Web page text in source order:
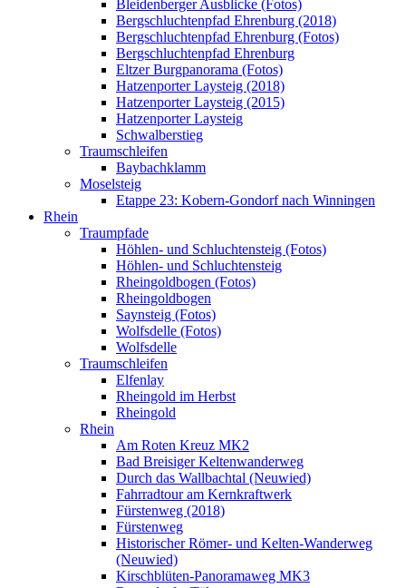
Bleidenberger Ausblicke (Fotos)
Bergschluchtenpfad Ehrenburg (2018)
Bergschluchtenpfad Ehrenburg (Fotos)
Bergschluchtenpfad Ehrenburg
Eltzer Burgpanorama (Fotos)
Hatzenporter Laysteig (2018)
Hatzenporter Laysteig (2015)
Hatzenporter Laysteig
Schwalberstieg
Traumschleifen
Baybachklamm
Moselsteig
Etappe 23: Kobern-Gondorf nach Winningen
Rhein
Traumpfade
Höhlen- und Schluchtensteig (Fotos)
Höhlen- und Schluchtensteig
Rheingoldbogen (Fotos)
Rheingoldbogen
Saynsteig (Fotos)
Wolfsdelle (Fotos)
Wolfsdelle
Traumschleifen
Elfenlay
Rheingold im Herbst
Rheingold
Rhein
Am Roten Kreuz MK2
Bad Breisiger Keltenwanderweg
Durch das Wallbachtal (Neuwied)
Fahrradtour am Kernkraftwerk
Fürstenweg (2018)
Fürstenweg
Historischer Römer- und Kelten-Wanderweg
(Neuwied)
Kirschblüten-Panoramaweg MK3